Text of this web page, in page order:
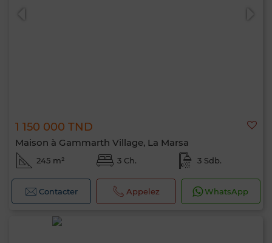
1 150 000 TND
Maison à Gammarth Village, La Marsa
245 m² 3 Ch. 3 Sdb.
Contacter Appelez WhatsApp